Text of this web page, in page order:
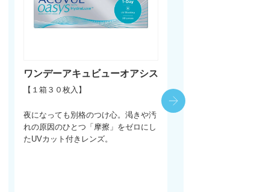
ワンデーアキュビューオアシス
【１箱３０枚入】
夜になっても別格のつけ心。渇きや汚
れの原因のひとつ「摩擦」をゼロにし
たUVカット付きレンズ。
<乱視用> 【１箱３